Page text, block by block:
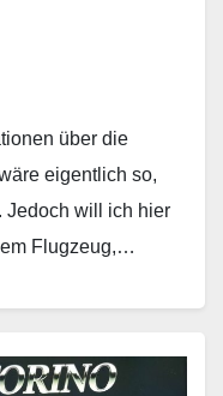
über die
eigentlich so,
Jedoch will ich hier
Flugzeug,…